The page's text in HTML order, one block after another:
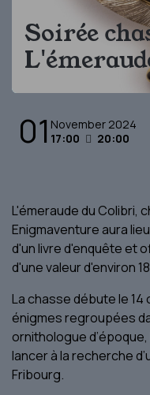
Soirée
01 November 2024
17:00
20:00
L'émeraude du Colibri,
Enigmaventure aura
d'un livre d'enquête et
d'une valeur d'environ
La chasse débute le
énigmes regroupées
ornithologue
lancer à la recherche
Fribourg.